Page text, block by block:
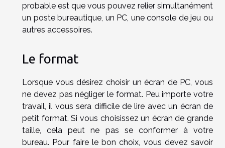
probable est que vous pouvez relier simultanément
un poste bureautique, un PC, une console de jeu ou
autres accessoires.
Le format
Lorsque vous désirez choisir un écran de PC, vous
ne devez pas négliger le format. Peu importe votre
travail, il vous sera difficile de lire avec un écran de
petit format. Si vous choisissez un écran de grande
taille, cela peut ne pas se conformer à votre
bureau. Pour faire le bon choix, vous devez savoir